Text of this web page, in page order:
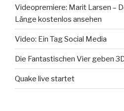
Videopremiere: Marit Larsen –
Länge kostenlos ansehen
Video: Ein Tag Social Media
Die Fantastischen Vier geben
Quake live startet